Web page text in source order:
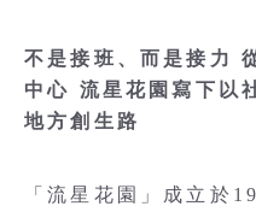
不是接班、而是接力
中心 流星花園寫下以
地方創生路
「流星花園」成立於